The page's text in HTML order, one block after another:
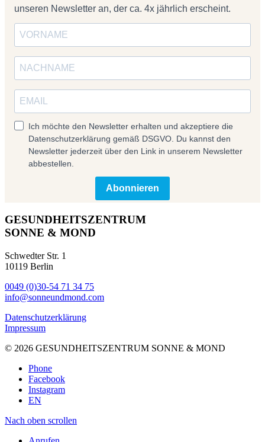
unseren Newsletter an, der ca. 4x jährlich erscheint.
Ich möchte den Newsletter erhalten und akzeptiere die
Datenschutzerklärung gemäß DSGVO. Du kannst den
Newsletter jederzeit über den Link in unserem Newsletter
abbestellen.
Abonnieren
GESUNDHEITSZENTRUM
SONNE & MOND
Schwedter Str. 1
10119 Berlin
0049 (0)30-54 71 34 75
info@sonneundmond.com
Datenschutzerklärung
Impressum
© 2026 GESUNDHEITSZENTRUM SONNE & MOND
Phone
Facebook
Instagram
EN
Nach oben scrollen